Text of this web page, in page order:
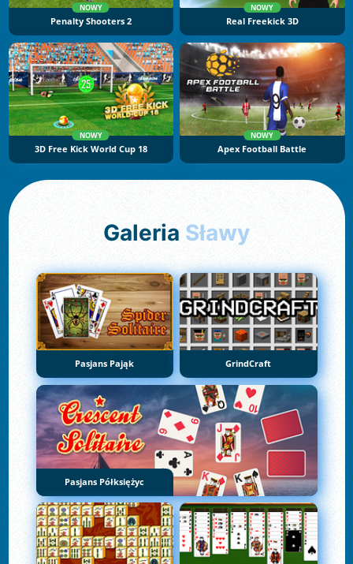
NOWY
Penalty Shooters 2
NOWY
Real Freekick 3D
NOWY
3D Free Kick World Cup 18
NOWY
Apex Football Battle
Galeria Sławy
Pasjans Pająk GrindCraft
Pasjans Półksiężyc